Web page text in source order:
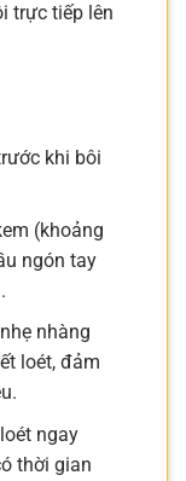
trực tiếp lên
khi bôi
(khoảng
ngón tay
nhàng
loét, đảm
ngay
thời gian